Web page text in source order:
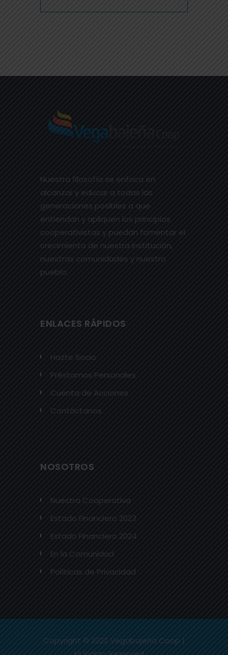
Nuestra filosofía se enfoca en
alcanzar y educar a todas las
generaciones posibles a que
entiendan y apliquen los principios
cooperativistas y puedan fomentar el
crecimiento de nuestra institución,
nuestras comunidades y nuestro
pueblo.
ENLACES RÁPIDOS
Hazte Socio
Préstamos Personales
Cuenta de Acciones
Contáctanos
NOSOTROS
Nuestra Cooperativa
Estado Financiero 2023
Estado Financiero 2024
En la Comunidad
Políticas de Privacidad
Copyright © 2022 Vegabajeña Coop |